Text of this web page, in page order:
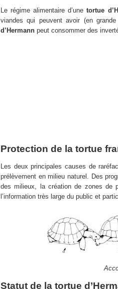
Le régime alimentaire d’unetortue
viandes qui peuvent avoir (en
d’Hermann peut consommer des
Protection de la tortue
Les deux principales causes de
prélèvement en milieu naturel. Des
des milieux, la création de zones de
l’information très large du public et
Statut de la tortue